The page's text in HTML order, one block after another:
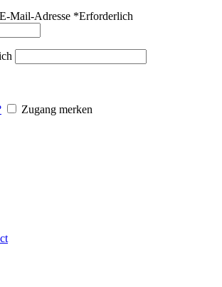
Mail-Adresse *Erforderlich
Zugang merken